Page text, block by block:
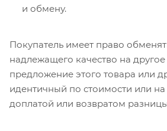
и обмену.
Покупатель имеет право
надлежащего качество на
предложение этого товара или
идентичный по стоимости или
доплатой или возвратом